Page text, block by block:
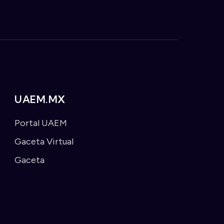
UAEM.MX
Portal UAEM
Gaceta Virtual
Gaceta